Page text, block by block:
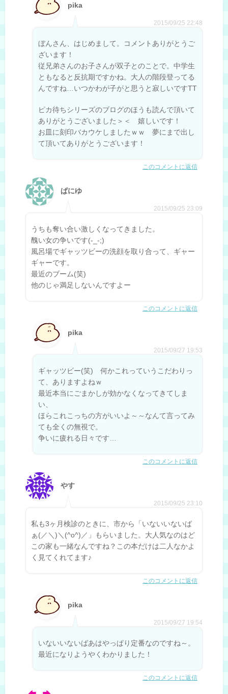
pika
2015/09/25 22:48
ぼんさん、はじめまして。コメントありがとうご
ざいます！
従兄弟さんのお子さんが双子とのことで。中学生
ともなると反抗期ですかね。大人の階段登ってる
んですね…いつかわが子がと思うと寂しいですTT
ピカ待ちシリーズのブログのほうも読んで頂いて
ありがとうございました＞＜ 嬉しいです！
お皿に刻印バカウケしましたｗｗ 夢にまで出し
て頂いてありがとうございます！
このコメントに返信
ぱにゆ
2015/09/25 23:09
うちも奪い合い激しくなってきました。
醜い女の争いです(-_-;)
風呂場でギャッツビーの洗顔を取り合って、ギャー
ギャーです。
最近のブーム(笑)
他のじゃ満足しないんですよー
このコメントに返信
pika
2015/09/27 19:53
ギャッツビー(笑) 何かこれっていうこだわりっ
て、ありますよねｗ
最近本当にごまかしが効かなくなってきてしま
い、
ほらこれこっちの方がいいよ～～なんて言ってみ
ても全くの無視で。
争いに疲れる日々です…
このコメントに返信
やす
2015/09/25 23:10
私も3ヶ月検診のときに、市から「いないいないば
ぁ(／＼)＼(^o^)／」もらいました。大人気なのはど
この家も一緒なんですね？この本だけは二人なかよ
く見てくれてます♪
このコメントに返信
pika
2015/09/27 19:54
いないいないばあはやっぱり定番なのですね～。
最近になりようやくわかりました！
このコメントに返信